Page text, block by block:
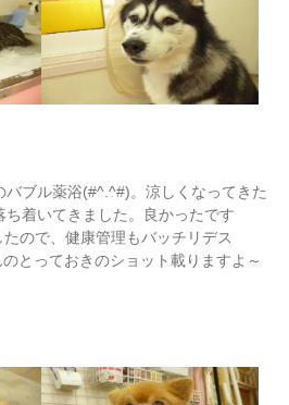
バブル薬浴(#^.^#)。涼しくなってきた
着いてきました。良かったです
ので、健康管理もバッチリデス
とっておきのショット載りますよ～